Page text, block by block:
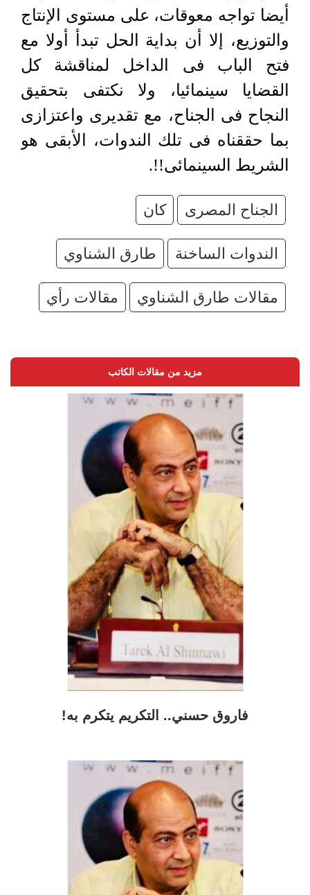
أيضا تواجه معوقات، على مستوى الإنتاج
والتوزيع، إلا أن بداية الحل تبدأ أولا مع
فتح الباب فى الداخل لمناقشة كل
القضايا سينمائيا، ولا نكتفى بتحقيق
النجاح فى الجناح، مع تقديرى واعتزازى
بما حققناه فى تلك الندوات، الأبقى هو
الشريط السينمائى!!.
الجناح المصرى كان
الندوات الساخنة طارق الشناوي
مقالات طارق الشناوي مقالات رأي
مزيد من مقالات الكاتب
فاروق حسني.. التكريم يتكرم به!